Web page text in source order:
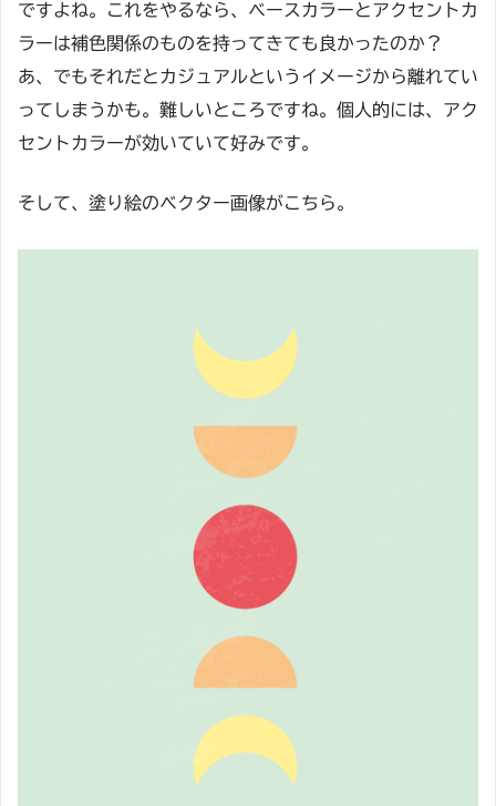
ですよね。これをやるなら、ベースカラーとアクセントカ
ラーは補色関係のものを持ってきても良かったのか？
あ、でもそれだとカジュアルというイメージから離れてい
ってしまうかも。難しいところですね。個人的には、アク
セントカラーが効いていて好みです。
そして、塗り絵のベクター画像がこちら。